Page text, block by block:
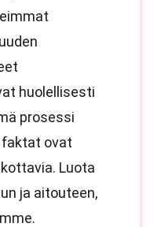
huolellisesti
prosessi
ovat
Luota
ja aitouteen,